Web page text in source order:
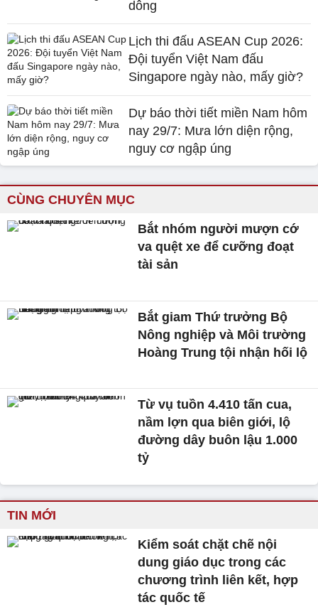
dông
Lịch thi đấu ASEAN Cup 2026:
Đội tuyển Việt Nam đấu
Singapore ngày nào, mấy giờ?
Dự báo thời tiết miền Nam hôm
nay 29/7: Mưa lớn diện rộng,
nguy cơ ngập úng
CÙNG CHUYÊN MỤC
Bắt nhóm người mượn cớ
va quệt xe để cưỡng đoạt
tài sản
Bắt giam Thứ trưởng Bộ
Nông nghiệp và Môi trường
Hoàng Trung tội nhận hối lộ
Từ vụ tuồn 4.410 tấn cua,
nầm lợn qua biên giới, lộ
đường dây buôn lậu 1.000
tỷ
TIN MỚI
Kiểm soát chặt chẽ nội
dung giáo dục trong các
chương trình liên kết, hợp
tác quốc tế